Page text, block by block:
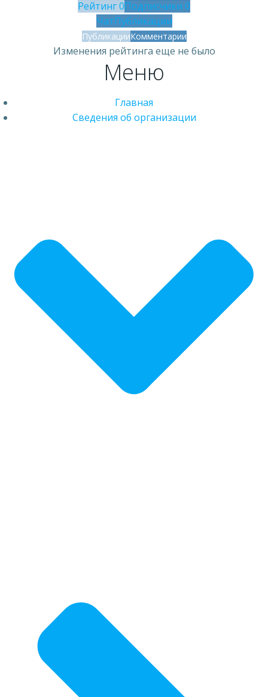
Рейтинг0Подписчики 0
ЧатПубликации
ПубликацииКомментарии
Изменения рейтинга еще не было
Меню
Главная
Сведения об организации